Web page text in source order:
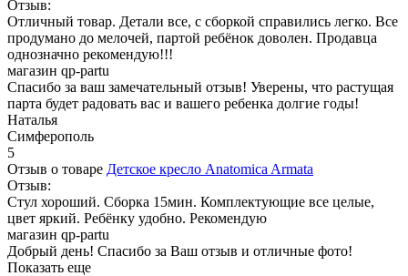
Отзыв:
Отличный товар. Детали все, с сборкой справились легко. Все
продумано до мелочей, партой ребёнок доволен. Продавца
однозначно рекомендую!!!
магазин qp-partu
Спасибо за ваш замечательный отзыв! Уверены, что растущая
парта будет радовать вас и вашего ребенка долгие годы!
Наталья
Симферополь
5
Отзыв о товаре Детское кресло Anatomica Armata
Отзыв:
Стул хороший. Сборка 15мин. Комплектующие все целые,
цвет яркий. Ребёнку удобно. Рекомендую
магазин qp-partu
Добрый день! Спасибо за Ваш отзыв и отличные фото!
Показать еще